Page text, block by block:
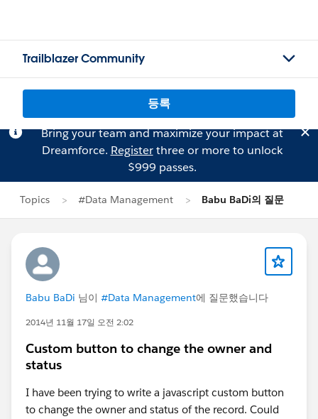
Trailblazer Community
등록
Bring your team and maximize your impact at
Dreamforce. Registerthree or more to unlock
$999 passes.
Topics #Data Management Babu BaDi의 질문
Babu BaDi 님이 #Data Management에 질문했습니다
2014년 11월 17일 오전 2:02
Custom button to change the owner and
status
I have been trying to write a javascript custom button
to change the owner and status of the record. Could